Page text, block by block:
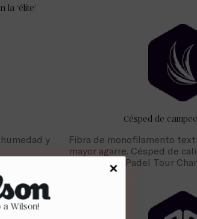
‘élite’
y
Césped de
Fibra de monofilamento
mayor agarre. Césped de
Padel Tour
a Wilson!